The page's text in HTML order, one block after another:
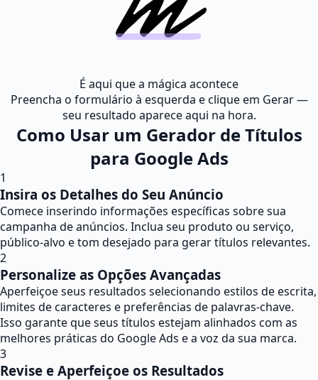
É aqui que a mágica acontece
Preencha o formulário à esquerda e clique em Gerar —
seu resultado aparece aqui na hora.
Como Usar um Gerador de Títulos
para Google Ads
1
Insira os Detalhes do Seu Anúncio
Comece inserindo informações específicas sobre sua
campanha de anúncios. Inclua seu produto ou serviço,
público-alvo e tom desejado para gerar títulos relevantes.
2
Personalize as Opções Avançadas
Aperfeiçoe seus resultados selecionando estilos de escrita,
limites de caracteres e preferências de palavras-chave.
Isso garante que seus títulos estejam alinhados com as
melhores práticas do Google Ads e a voz da sua marca.
3
Revise e Aperfeiçoe os Resultados